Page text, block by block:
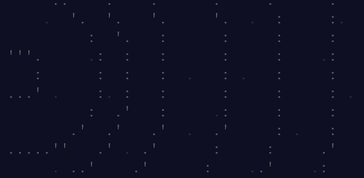
.
  '.  '.   '.     '.
.
  :     :
.
:  '.   :      :     :     :
'''.
. :  :   :      :     : . :
   :      :  :   :
.
   :
.
:     :
...'
.
    :
. :   :      :     :     :
.
         :  .'   :
. :     :     :
       .'  .'   .'
.
  .'     :
.
:
.....''   .'
.
.'      :     :     .'
.
..'    .'      : . .' . :